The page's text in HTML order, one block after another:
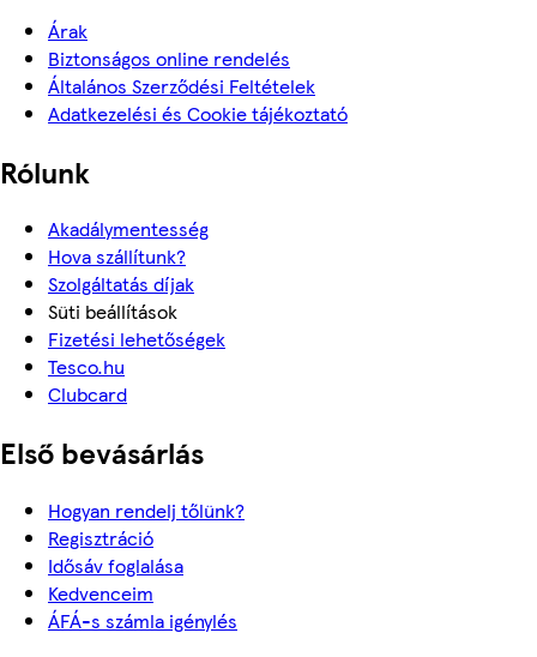
Árak
Biztonságos online rendelés
Általános Szerződési Feltételek
Adatkezelési és Cookie tájékoztató
Rólunk
Akadálymentesség
Hova szállítunk?
Szolgáltatás díjak
Süti beállítások
Fizetési lehetőségek
Tesco.hu
Clubcard
Első bevásárlás
Hogyan rendelj tőlünk?
Regisztráció
Idősáv foglalása
Kedvenceim
ÁFÁ-s számla igénylés